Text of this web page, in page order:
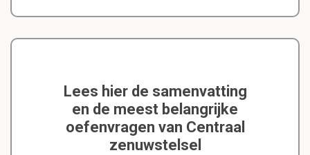
Lees hier de samenvatting
en de meest belangrijke
oefenvragen van Centraal
zenuwstelsel